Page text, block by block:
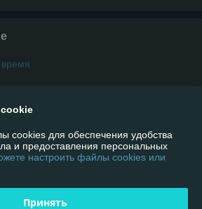
время
все! Всем советую! Доставка на высоте,
ребята супер - терпеливые и
доставки! Качество товара.
cookies для обеспечения удобства
и предоставления персональных
настроить файлы cookies или
Принять